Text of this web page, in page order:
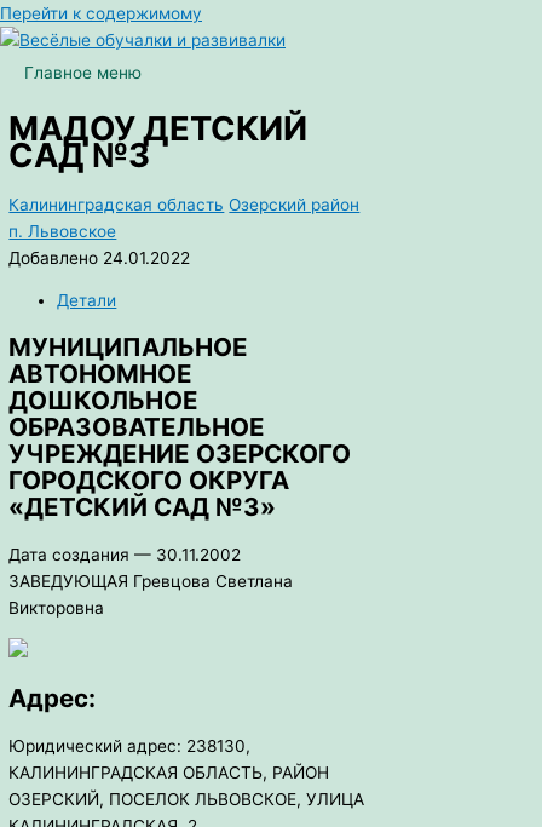
Перейти к содержимому
Главное меню
МАДОУ ДЕТСКИЙ
САД №3
Калининградская область Озерский район
п. Львовское
Добавлено 24.01.2022
Детали
МУНИЦИПАЛЬНОЕ
АВТОНОМНОЕ
ДОШКОЛЬНОЕ
ОБРАЗОВАТЕЛЬНОЕ
УЧРЕЖДЕНИЕ ОЗЕРСКОГО
ГОРОДСКОГО ОКРУГА
«ДЕТСКИЙ САД №3»
Дата создания — 30.11.2002
ЗАВЕДУЮЩАЯ Гревцова Светлана
Викторовна
Адрес:
Юридический адрес: 238130,
КАЛИНИНГРАДСКАЯ ОБЛАСТЬ, РАЙОН
ОЗЕРСКИЙ, ПОСЕЛОК ЛЬВОВСКОЕ, УЛИЦА